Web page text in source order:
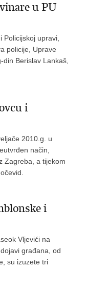
u PU
upravi,
policije, Uprave
Berislav Lankaš,
i
2010.g. u
način,
Zagreba, a tijekom
i
Vljevići na
građana, od
su izuzete tri